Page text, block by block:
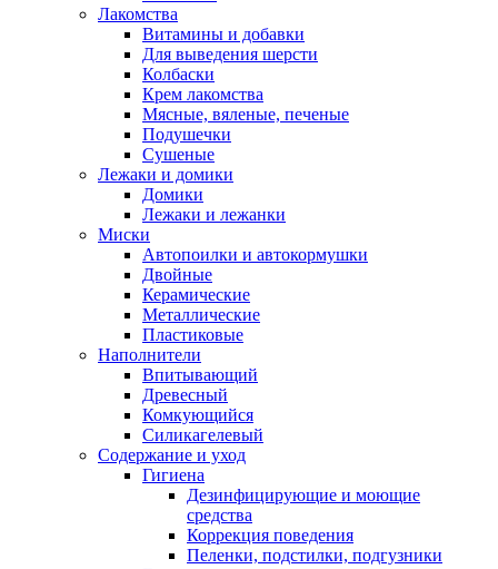
Лакомства
Витамины и добавки
Для выведения шерсти
Колбаски
Крем лакомства
Мясные, вяленые, печеные
Подушечки
Сушеные
Лежаки и домики
Домики
Лежаки и лежанки
Миски
Автопоилки и автокормушки
Двойные
Керамические
Металлические
Пластиковые
Наполнители
Впитывающий
Древесный
Комкующийся
Силикагелевый
Содержание и уход
Гигиена
Дезинфицирующие и моющие
средства
Коррекция поведения
Пеленки, подстилки, подгузники